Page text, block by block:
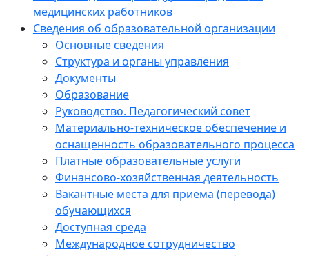
медицинских работников
Сведения об образовательной организации
Основные сведения
Структура и органы управления
Документы
Образование
Руководство. Педагогический совет
Материально-техническое обеспечение и
оснащенность образовательного процесса
Платные образовательные услуги
Финансово-хозяйственная деятельность
Вакантные места для приема (перевода)
обучающихся
Доступная среда
Международное сотрудничество